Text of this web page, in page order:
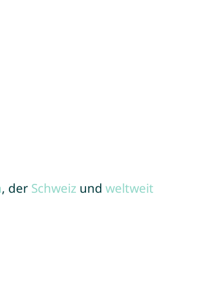
, der Schweiz und weltweit